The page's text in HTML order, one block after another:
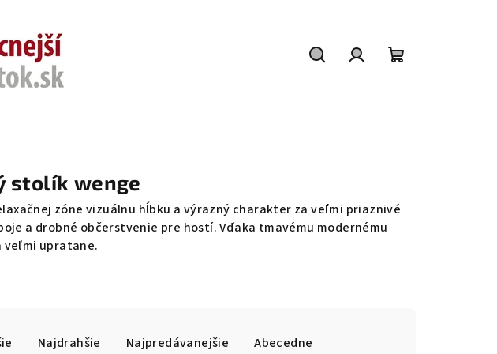
stolík wenge
zóne vizuálnu hĺbku a výrazný charakter za veľmi priaznivé
a drobné občerstvenie pre hostí. Vďaka tmavému modernému
veľmi upratane.
Najdrahšie Najpredávanejšie Abecedne